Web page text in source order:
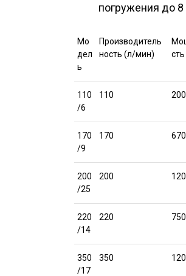
погружения до 8
Мо
дел
ь
Производитель
ность (л/мин)
110
/6
110 200
170
/9
170 670
200
/25
200
220
/14
220 750
350
/17
350